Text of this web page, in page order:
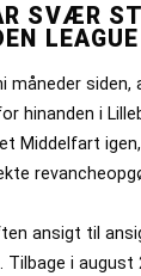
SVÆR
LEAGUE
måneder siden,
hinanden i
Middelfart
ansigt til
i august